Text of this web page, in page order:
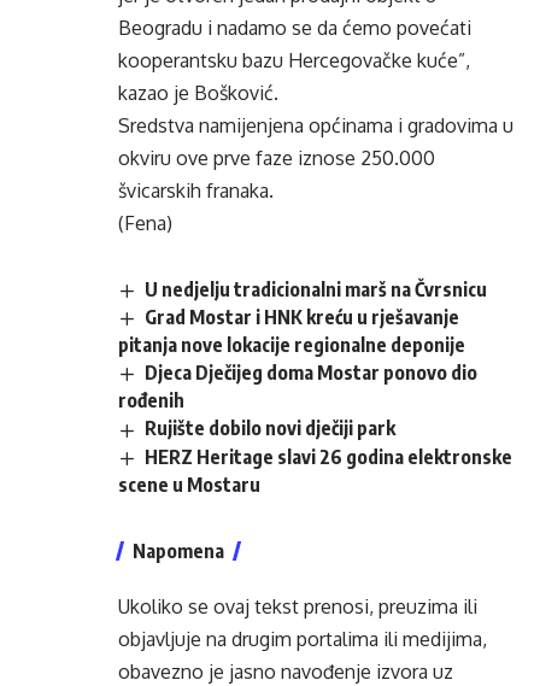
Beogradu i nadamo se da ćemo povećati
kooperantsku bazu Hercegovačke kuće”,
kazao je Bošković.
Sredstva namijenjena općinama i gradovima u
okviru ove prve faze iznose 250.000
švicarskih franaka.
(Fena)
U nedjelju tradicionalni marš na Čvrsnicu
Grad Mostar i HNK kreću u rješavanje
pitanja nove lokacije regionalne deponije
Djeca Dječijeg doma Mostar ponovo dio
rođenih
Rujište dobilo novi dječiji park
HERZ Heritage slavi 26 godina elektronske
scene u Mostaru
Napomena
Ukoliko se ovaj tekst prenosi, preuzima ili
objavljuje na drugim portalima ili medijima,
obavezno je jasno navođenje izvora uz